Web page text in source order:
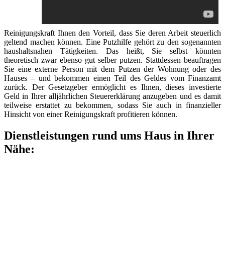
Reinigungskraft Ihnen den Vorteil, dass Sie deren Arbeit steuerlich
geltend machen können. Eine Putzhilfe gehört zu den sogenannten
haushaltsnahen Tätigkeiten. Das heißt, Sie selbst könnten
theoretisch zwar ebenso gut selber putzen. Stattdessen beauftragen
Sie eine externe Person mit dem Putzen der Wohnung oder des
Hauses – und bekommen einen Teil des Geldes vom Finanzamt
zurück. Der Gesetzgeber ermöglicht es Ihnen, dieses investierte
Geld in Ihrer alljährlichen Steuererklärung anzugeben und es damit
teilweise erstattet zu bekommen, sodass Sie auch in finanzieller
Hinsicht von einer Reinigungskraft profitieren können.
Dienstleistungen rund ums Haus in Ihrer
Nähe: